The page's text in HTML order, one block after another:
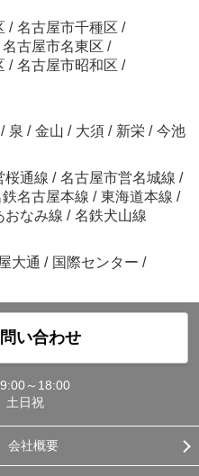
/ 名古屋市千種区 /
名古屋市名東区 /
/ 名古屋市昭和区 /
/ 泉 / 金山 / 大須 / 新栄 / 今池
桜通線 / 名古屋市営名城線 /
鉄名古屋本線 / 東海道本線 /
おなみ線 / 名鉄犬山線
大通 / 国際センター /
い合わせ
～18:00
土日祝
会社概要